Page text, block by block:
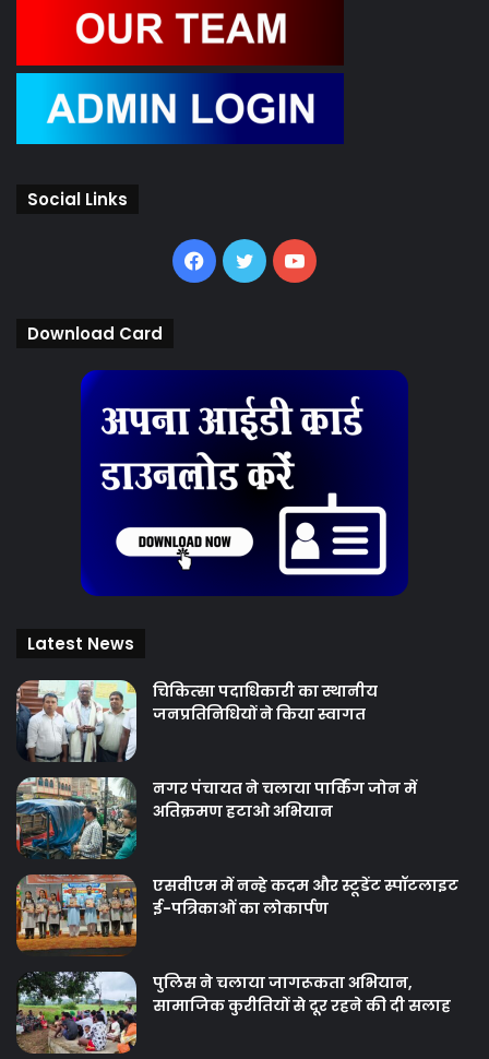
Social Links
Facebook
TwitterYouTube
Download Card
Latest News
चिकित्‍सा पदाधिकारी का स्थानीय
जनप्रतिनिधियों ने किया स्वागत
नगर पंचायत ने चलाया पार्किंग जोन में
अतिक्रमण हटाओ अभियान
एसवीएम में नन्हे कदम और स्टूडेंट स्पॉटलाइट
ई-पत्रिकाओं का लोकार्पण
पुलिस ने चलाया जागरूकता अभियान,
सामाजिक कुरीतियों से दूर रहने की दी सलाह